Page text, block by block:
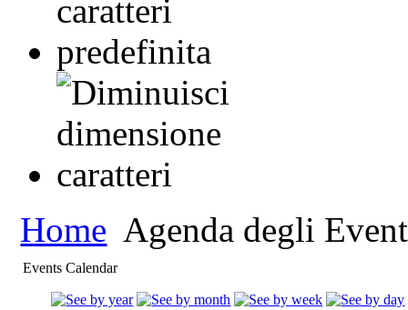
Home Agenda degli
Events Calendar